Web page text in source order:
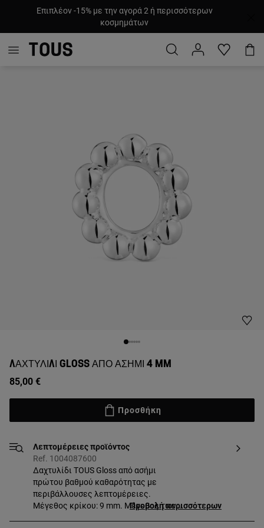
Επιπλέον -15% με την αγορά 2 ή περισσότερων
κοσμημάτων
ΔΑΧΤΥΛΊΔΙ GLOSS ΑΠΌ ΑΣΉΜΙ 4 MM
85,00 €
Προσθήκη
Λεπτομέρειες προϊόντος
Ref. 1004087600
Δαχτυλίδι TOUS Gloss από ασήμι
πρώτου βαθμού καθαρότητας με
περιβάλλουσες λεπτομέρειες.
Μέγεθος κρίκου: 9 mm. Μέγεθος τωνΠροβολή περισσότερων